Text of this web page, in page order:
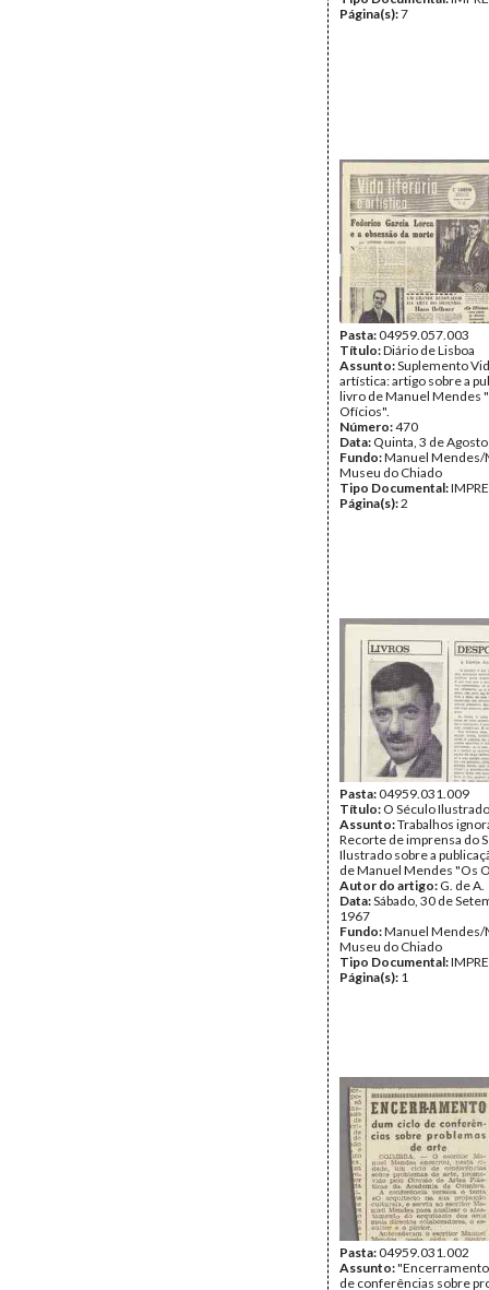
Página(s):7
Pasta:04959.057.003
Título:Diário de Lisboa
Assunto:Suplemento
artística: artigo sobre a
livro de Manuel Mendes
Ofícios".
Número:470
Data: Quinta, 3 de
Fundo:Manuel Mendes/
Museu do Chiado
Tipo Documental:
Página(s):2
Pasta:04959.031.009
Título: O Século Ilustrado
Assunto:Trabalhos
Recorte de imprensa do
Ilustrado sobre a
de Manuel Mendes "Os
Autor do artigo: G. de A.
Data:Sábado, 30 de
1967
Fundo:Manuel Mendes/
Museu do Chiado
Tipo Documental:
Página(s): 1
Pasta:04959.031.002
Assunto:
de conferências sobre